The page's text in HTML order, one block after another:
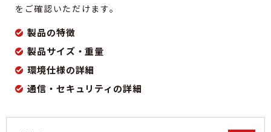
をご確認いただけます。
製品の特徴
製品サイズ・重量
環境仕様の詳細
通信・セキュリティの詳細